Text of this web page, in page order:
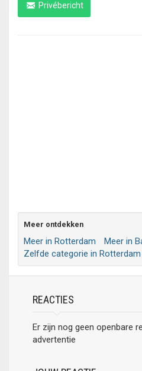
Privébericht
Meer ontdekken
Meer in Rotterdam
Meer in
Zelfde categorie in Rotterdam
REACTIES
Er zijn nog geen openbare
advertentie